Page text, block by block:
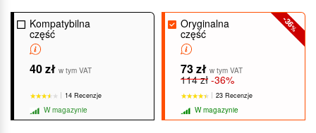
Kompatybilna
część
40 zł w tym VAT
14 Recenzje
W magazynie
-36
%
Oryginalna
część
73 zł w tym VAT
114 zł -36%
23 Recenzje
W magazynie